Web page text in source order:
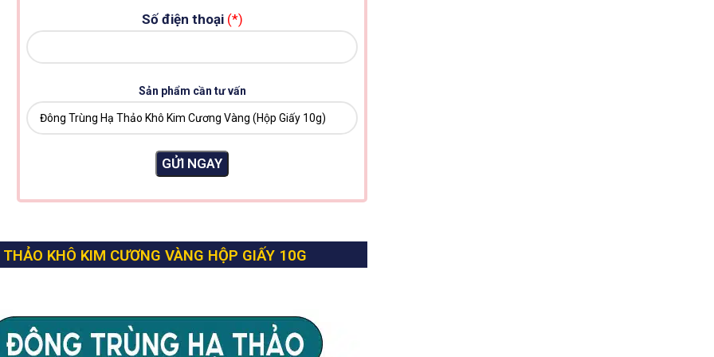
Số điện thoại (*)
Sản phẩm cần tư vấn
KHÔ KIM CƯƠNG VÀNG HỘP GIẤY 10G